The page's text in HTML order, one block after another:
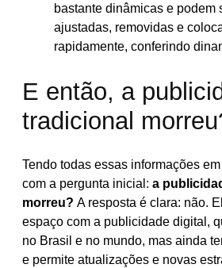
bastante dinâmicas e podem
ajustadas, removidas e
rapidamente, conferindo
E então, a
tradicional
Tendo todas essas informações
com a pergunta inicial: a
morreu? A resposta é clara: não.
espaço com a publicidade digital,
no Brasil e no mundo, mas ainda
e permite atualizações e novas